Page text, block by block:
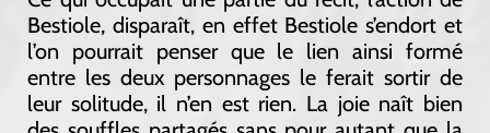
Bestiole, disparaît, en effet Bestiole s’endort et
l’on pourrait penser que le lien ainsi formé
entre les deux personnages le ferait sortir de
leur solitude, il n’en est rien. La joie naît bien